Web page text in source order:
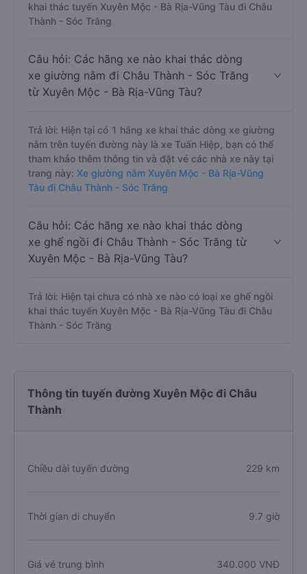
khai thác tuyến Xuyên Mộc - Bà Rịa-Vũng Tàu đi Châu
Thành - Sóc Trăng
Câu hỏi: Các hãng xe nào khai thác dòng
xe giường nằm đi Châu Thành - Sóc Trăng
từ Xuyên Mộc - Bà Rịa-Vũng Tàu?
Trả lời: Hiện tại có 1 hãng xe khai thác dòng xe giường
nằm trên tuyến đường này là xe Tuấn Hiệp, bạn có thể
tham khảo thêm thông tin và đặt vé các nhà xe này tại
trang này: Xe giường nằm Xuyên Mộc - Bà Rịa-Vũng
Tàu đi Châu Thành - Sóc Trăng
Câu hỏi: Các hãng xe nào khai thác dòng
xe ghế ngồi đi Châu Thành - Sóc Trăng từ
Xuyên Mộc - Bà Rịa-Vũng Tàu?
Trả lời: Hiện tại chưa có nhà xe nào có loại xe ghế ngồi
khai thác tuyến Xuyên Mộc - Bà Rịa-Vũng Tàu đi Châu
Thành - Sóc Trăng
Thông tin tuyến đường Xuyên Mộc đi Châu
Thành
Chiều dài tuyến đường 229 km
Thời gian di chuyển 9.7 giờ
Giá vé trung bình 340.000 VNĐ